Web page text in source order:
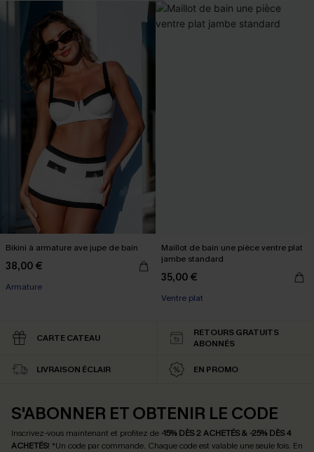
Bikini à armature ave jupe de bain
38,00 €
Armature
Maillot de bain une pièce ventre plat
jambe standard
35,00 €
Ventre plat
CARTE CATEAU
RETOURS GRATUITS
ABONNÉS
LIVRAISON ÉCLAIR EN PROMO
S'ABONNER ET OBTENIR LE CODE
Inscrivez-vous maintenant et profitez de -15% DÈS 2 ACHETÉS & -25% DÈS 4
ACHETÉS! *Un code par commande. Chaque code est valable une seule fois. En